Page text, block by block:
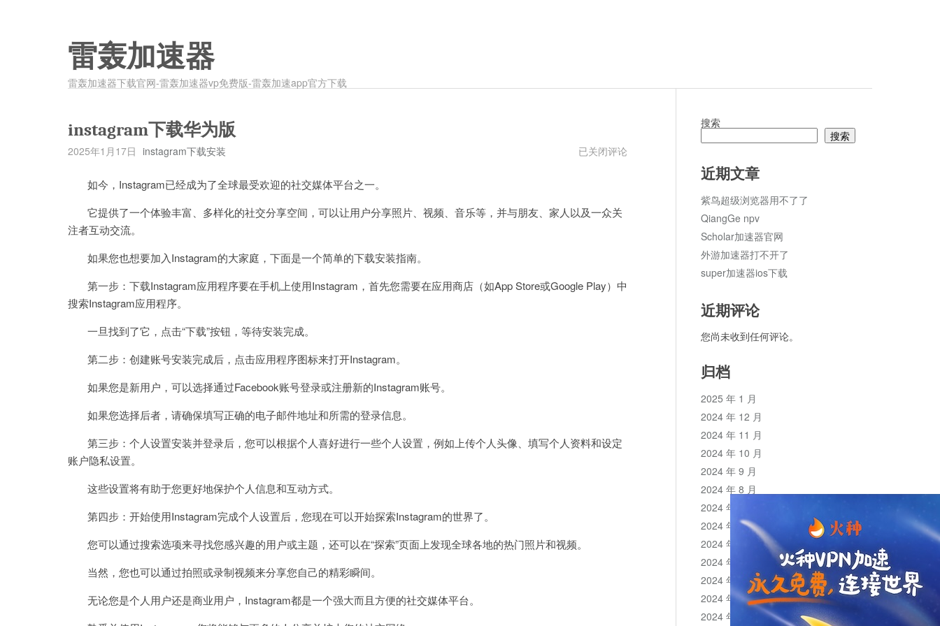
雷轰加速器
雷轰加速器下载官网-雷轰加速器vp免费版-雷轰加速app官方下载
instagram下载华为版
2025年1月17日 instagram下载安装
instagram
版
已关闭评论
如今，Instagram已经成为了全球最受欢迎的社交媒体平台之一。
它提供了一个体验丰富、多样化的社交分享空间，可以让用户分享照片、视频、音乐等，并与朋友、家人以及一众关
注者互动交流。
如果您也想要加入Instagram的大家庭，下面是一个简单的下载安装指南。
第一步：下载Instagram应用程序要在手机上使用Instagram，首先您需要在应用商店（如App Store或Google Play）中
搜索Instagram应用程序。
一旦找到了它，点击“下载”按钮，等待安装完成。
第二步：创建账号安装完成后，点击应用程序图标来打开Instagram。
如果您是新用户，可以选择通过Facebook账号登录或注册新的Instagram账号。
如果您选择后者，请确保填写正确的电子邮件地址和所需的登录信息。
第三步：个人设置安装并登录后，您可以根据个人喜好进行一些个人设置，例如上传个人头像、填写个人资料和设定
账户隐私设置。
这些设置将有助于您更好地保护个人信息和互动方式。
第四步：开始使用Instagram完成个人设置后，您现在可以开始探索Instagram的世界了。
您可以通过搜索选项来寻找您感兴趣的用户或主题，还可以在“探索”页面上发现全球各地的热门照片和视频。
当然，您也可以通过拍照或录制视频来分享您自己的精彩瞬间。
无论您是个人用户还是商业用户，Instagram都是一个强大而且方便的社交媒体平台。
搜索
搜索
近期文章
紫鸟超级浏览器用不了了
QiangGe npv
Scholar加速器官网
外游加速器打不开了
super加速器ios下载
近期评论
您尚未收到任何评论。
归档
2025 年 1 月
2024 年 12 月
2024 年 11 月
2024 年 10 月
2024 年 9 月
2024 年 8 月
2024 年 7 月
2024 年 6 月
2024 年 5 月
2024 年 4 月
2024 年 3 月
2024 年 2 月
2024 年 1 月